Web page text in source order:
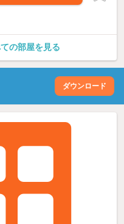
の部屋を見る
ダウンロード